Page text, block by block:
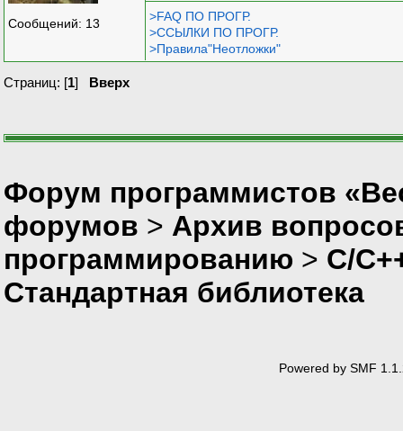
Сообщений: 13
>FAQ ПО ПРОГР.
>ССЫЛКИ ПО ПРОГР.
>Правила"Неотложки"
Страниц: [1] Вверх
Форум программистов
форумов > Архив
программированию > C/
Стандартная библиотека
Powered by SMF